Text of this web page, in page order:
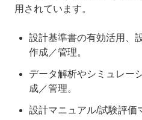
用されています。
設計基準書の有効活用、
作成／管理。
データ解析やシミュレー
成／管理。
設計マニュアル/試験評価